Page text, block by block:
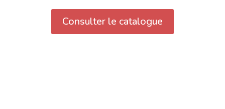
Consulter le catalogue